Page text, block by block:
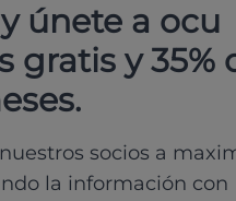
únete a ocu
gratis y 35%
socios a
la información con